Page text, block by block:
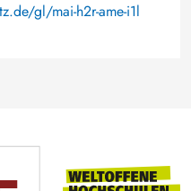
gl/mai-h2r-ame-i1l